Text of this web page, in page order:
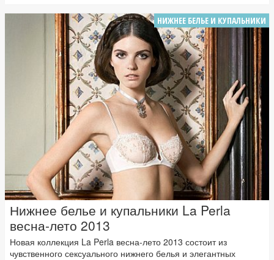
НИЖНЕЕ БЕЛЬЕ И КУПАЛЬНИКИ
Нижнее белье и купальники La Perla
весна-лето 2013
Новая коллекция La Perla весна-лето 2013 состоит из
чувственного сексуального нижнего белья и элегантных